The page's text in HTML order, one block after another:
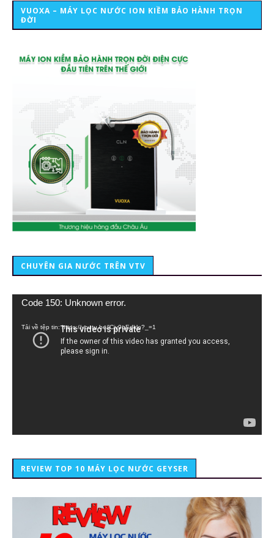
VUOXA – MÁY LỌC NƯỚC ION KIỀM BẢO HÀNH TRỌN
ĐỜI
CHUYÊN GIA NƯỚC TRÊN VTV
Trình
Code 150: Unknown error.
Tải về tệp tin: https://youtu.be/lCiy9qEdklo?_=1
REVIEW TOP 10 MÁY LỌC NƯỚC GEYSER